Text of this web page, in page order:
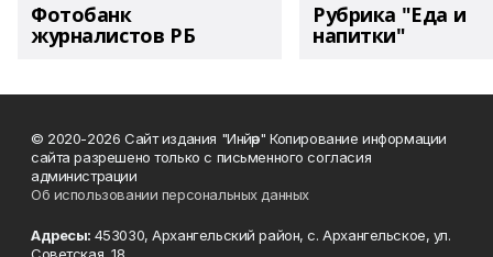
Фотобанк
журналистов РБ
Рубрика "Еда и
напитки"
© 2020-2026 Сайт издания "Инйәр" Копирование информации
сайта разрешено только с письменного согласия
администрации
Об использовании персональных данных
Адресы: 453030, Архангельский район, с. Архангельское, ул.